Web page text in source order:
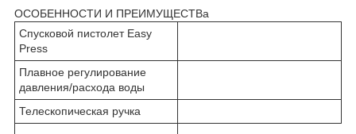
ОСОБЕННОСТИ И ПРЕИМУЩЕСТВа
Спусковой пистолет Easy
Press
Плавное регулирование
давления/расхода воды
Телескопическая ручка